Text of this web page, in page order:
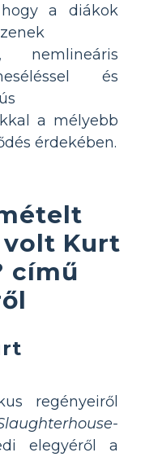
a diákok
nemlineáris
és
a mélyebb
érdekében.
volt Kurt
című
regényeiről
elegyéről a